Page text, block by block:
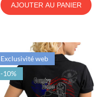
AJOUTER AU PANIER
Exclusivité web
-10%